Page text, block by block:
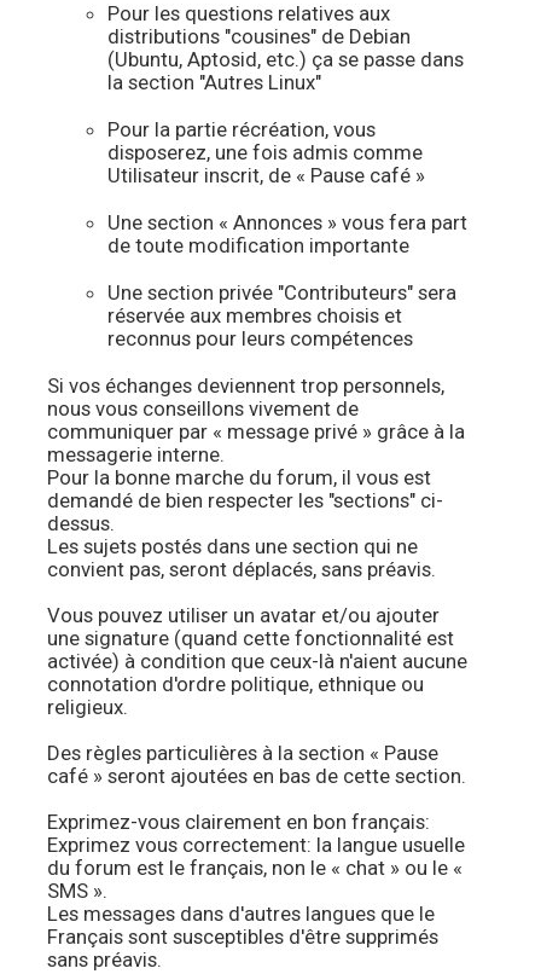
Pour les questions relatives aux
distributions "cousines" de Debian
(Ubuntu, Aptosid, etc.) ça se passe dans
la section "Autres Linux"
Pour la partie récréation, vous
disposerez, une fois admis comme
Utilisateur inscrit, de « Pause café »
Une section « Annonces » vous fera part
de toute modification importante
Une section privée "Contributeurs" sera
réservée aux membres choisis et
reconnus pour leurs compétences
Si vos échanges deviennent trop personnels,
nous vous conseillons vivement de
communiquer par « message privé » grâce à la
messagerie interne.
Pour la bonne marche du forum, il vous est
demandé de bien respecter les "sections" ci-
dessus.
Les sujets postés dans une section qui ne
convient pas, seront déplacés, sans préavis.
Vous pouvez utiliser un avatar et/ou ajouter
une signature (quand cette fonctionnalité est
activée) à condition que ceux-là n'aient aucune
connotation d'ordre politique, ethnique ou
religieux.
Des règles particulières à la section « Pause
café » seront ajoutées en bas de cette section.
Exprimez-vous clairement en bon français:
Exprimez vous correctement: la langue usuelle
du forum est le français, non le « chat » ou le «
SMS ».
Les messages dans d'autres langues que le
Français sont susceptibles d'être supprimés
sans préavis.